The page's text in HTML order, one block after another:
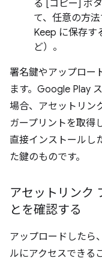
る [コピー] ボ
て、任意の方
Keep に保存す
ど）。
署名鍵やアップロー
ます。Google Play
場合、アセットリン
ガープリントを取得
直接インストールし
た鍵のものです。
アセットリンク
とを確認する
アップロードしたら
ルにアクセスできる